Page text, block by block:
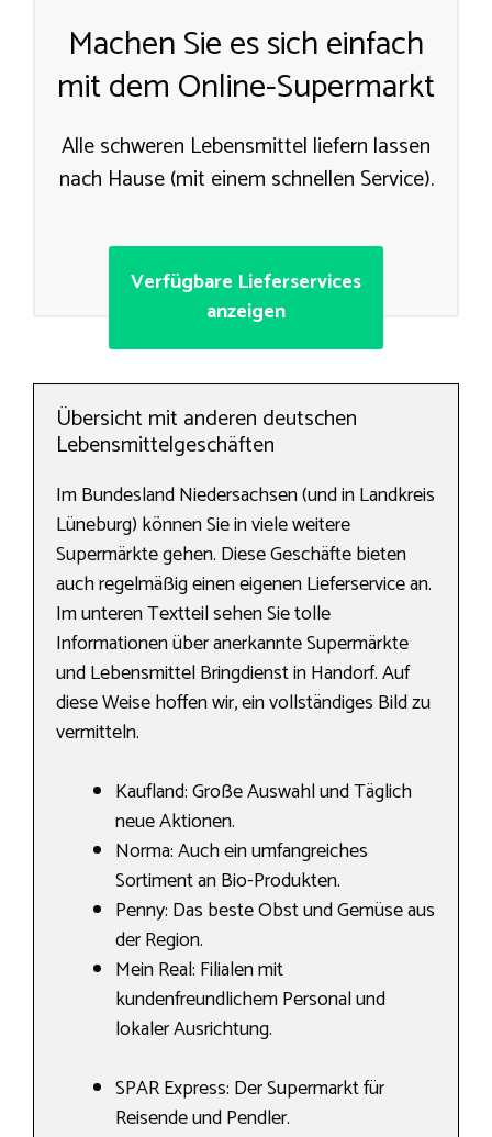
Machen Sie es sich einfach
mit dem Online-Supermarkt
Alle schweren Lebensmittel liefern lassen
nach Hause (mit einem schnellen Service).
Verfügbare Lieferservices
anzeigen
Übersicht mit anderen deutschen
Lebensmittelgeschäften
Im Bundesland Niedersachsen (und in Landkreis
Lüneburg) können Sie in viele weitere
Supermärkte gehen. Diese Geschäfte bieten
auch regelmäßig einen eigenen Lieferservice an.
Im unteren Textteil sehen Sie tolle
Informationen über anerkannte Supermärkte
und Lebensmittel Bringdienst in Handorf. Auf
diese Weise hoffen wir, ein vollständiges Bild zu
vermitteln.
Kaufland: Große Auswahl und Täglich
neue Aktionen.
Norma: Auch ein umfangreiches
Sortiment an Bio-Produkten.
Penny: Das beste Obst und Gemüse aus
der Region.
Mein Real: Filialen mit
kundenfreundlichem Personal und
lokaler Ausrichtung.
SPAR Express: Der Supermarkt für
Reisende und Pendler.